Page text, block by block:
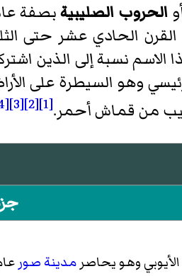
الحروب الصليبيةبصفة
الحادي عشر حتى
الاسم نسبة إلى الذين
وهو السيطرة على
من قماش أحمر.[1]
[2]
[3]
[4]
وهو يحاصرمدينة صور